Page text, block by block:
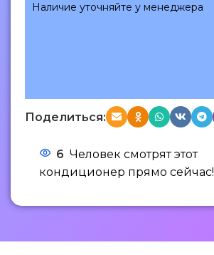
Наличие уточняйте у менеджера
Поделиться:
6 Человек смотрят этот
кондиционер прямо сейчас!